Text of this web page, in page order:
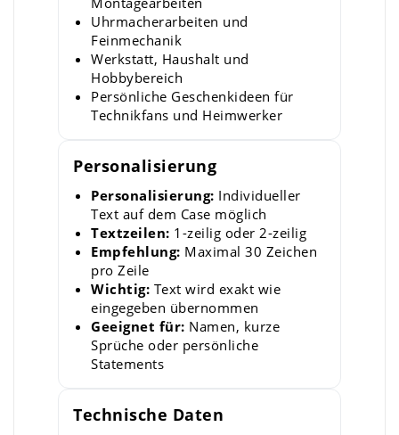
Uhrmacherarbeiten und
Feinmechanik
Werkstatt, Haushalt und
Hobbybereich
Persönliche Geschenkideen für
Technikfans und Heimwerker
Personalisierung
Personalisierung: Individueller
Text auf dem Case möglich
Textzeilen: 1-zeilig oder 2-zeilig
Empfehlung: Maximal 30 Zeichen
pro Zeile
Wichtig: Text wird exakt wie
eingegeben übernommen
Geeignet für: Namen, kurze
Sprüche oder persönliche
Statements
Technische Daten